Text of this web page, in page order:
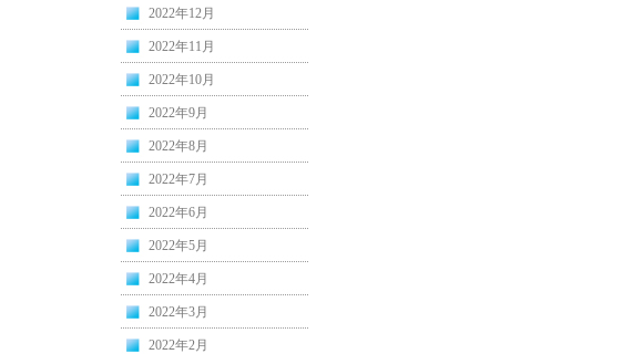
2022年12月
2022年11月
2022年10月
2022年9月
2022年8月
2022年7月
2022年6月
2022年5月
2022年4月
2022年3月
2022年2月